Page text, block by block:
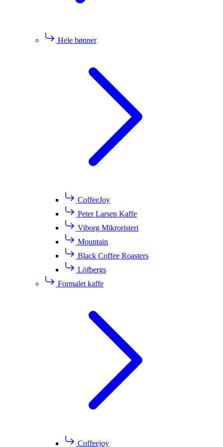
Hele bønner
CoffeeJoy
Peter Larsen Kaffe
Viborg Mikroristeri
Mountain
Black Coffee Roasters
Löfbergs
Formalet kaffe
Coffeejoy